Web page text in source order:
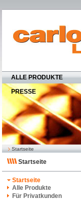
ALLE PRODUKTE
PRESSE
Startseite
Startseite
Startseite
Alle Produkte
Für Privatkunden